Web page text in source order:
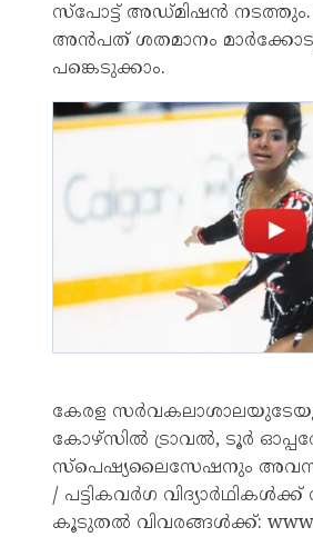
സ്പോട്ട് അഡ്മിഷന്‍ നടത്തും.
അന്‍പത് ശതമാനം മാര്‍ക്കോടു
പങ്കെടുക്കാം.
കേരള
കോഴ്സില്‍ ട്രാവല്‍, ടൂര്‍
സ്പെഷ്യലൈസേഷനും
/ പട്ടികവര്‍ഗ
കൂടുതല്‍ വിവരങ്ങള്‍ക്ക്: